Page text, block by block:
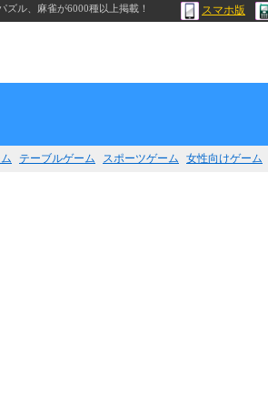
ル、麻雀が6000種以上掲載！ スマホ版
テーブルゲーム スポーツゲーム 女性向けゲーム